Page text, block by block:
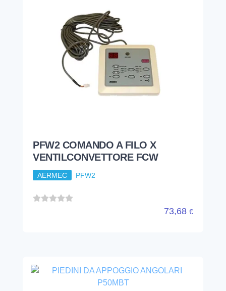
PFW2 COMANDO A FILO X
VENTILCONVETTORE FCW
AERMEC PFW2
73,68 €